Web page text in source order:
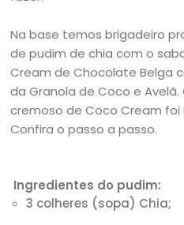
Na base temos brigadeiro
de pudim de chia com o
Cream de Chocolate Belga
da Granola de Coco e
cremoso de Coco Cream foi
Confira o passo a passo.
Ingredientes do pudim:
3 colheres (sopa) Chia;